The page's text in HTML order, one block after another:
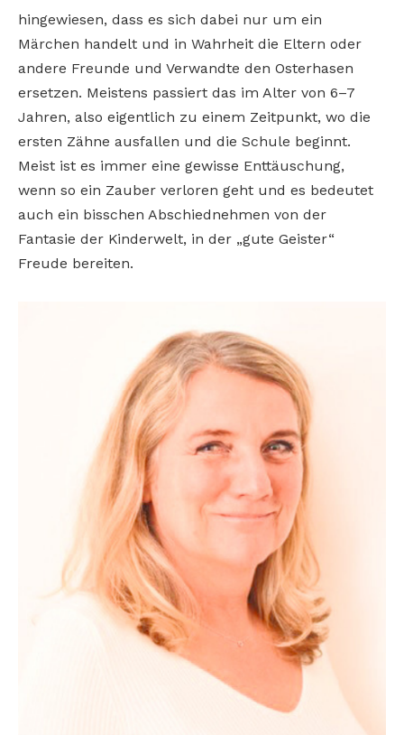
hingewiesen, dass es sich dabei nur um ein
Märchen handelt und in Wahrheit die Eltern oder
andere Freunde und Verwandte den Osterhasen
ersetzen. Meistens passiert das im Alter von 6–7
Jahren, also eigentlich zu einem Zeitpunkt, wo die
ersten Zähne ausfallen und die Schule beginnt.
Meist ist es immer eine gewisse Enttäuschung,
wenn so ein Zauber verloren geht und es bedeutet
auch ein bisschen Abschiednehmen von der
Fantasie der Kinderwelt, in der „gute Geister“
Freude bereiten.